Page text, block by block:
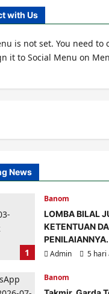
with Us
is not set. You need to
it to Social Menu on
News
1
Banom
LOMBA BILAL
KETENTUAN
PENILAIANNYA.
Admin
5 hari
Banom